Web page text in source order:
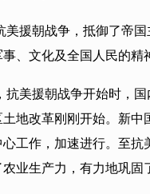
美援朝战争，抵御了帝
、文化及全国人民的精
抗美援朝战争开始时，
土地改革刚刚开始。新
工作，加速进行。至抗
业生产力，有力地巩固